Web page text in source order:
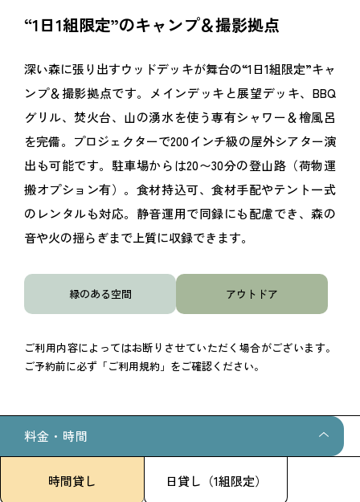
“1日1組限定”のキャンプ＆撮影拠点
深い森に張り出すウッドデッキが舞台の“1日1組限定”キャ
ンプ＆撮影拠点です。メインデッキと展望デッキ、BBQ
グリル、焚火台、山の湧水を使う専有シャワー＆檜風呂
を完備。プロジェクターで200インチ級の屋外シアター演
出も可能です。駐車場からは20〜30分の登山路（荷物運
搬オプション有）。食材持込可、食材手配やテント一式
のレンタルも対応。静音運用で同録にも配慮でき、森の
音や火の揺らぎまで上質に収録できます。
緑のある空間 アウトドア
ご利用内容によってはお断りさせていただく場合がございます。
ご予約前に必ず「ご利用規約」をご確認ください。
料金・時間
時間貸し 日貸し（1組限定）